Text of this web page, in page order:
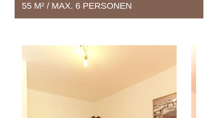
55 M² / MAX. 6 PERSONEN